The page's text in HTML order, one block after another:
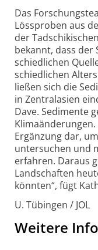
Das
Lössproben aus
der
bekannt, dass
schiedlichen
schiedlichen
ließen sich die
in Zentral­asien
Dave. Sedimente
Ergänzung dar,
untersuchen und
erfahren. Daraus
Land­schaften
könnten“, fügt
U. Tübingen / JOL
Weitere